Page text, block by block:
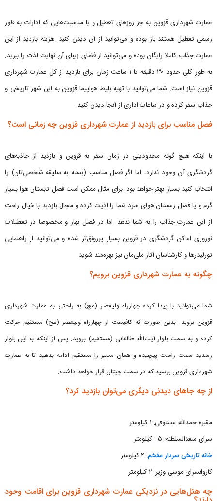
عمارت شهرداری قزوین به جز روزهای تعطیل و یا مناسبت‌هایی که ادارات به طور
رسمی تعطیل هستند باز بوده و می‌توانید از آن دیدن کنید. هزینه بازدید از این
عمارت جذاب کاملا رایگان بوده و می‌توانید از فضای زیبای آن نهایت لذت را ببرید.
به طور کلی حدود ۳۰ دقیقه تا ۱ ساعت زمان برای بازدید از کل عمارت شهرداری
قزوین نیاز است. شما می‌توانید با تهیه بلیط هواپیما قزوین به این شهر تاریخی و
جذاب سفر کرده و در ساعات اداری از آنجا دیدن کنید.
فصل مناسب برای بازدید از عمارت شهرداری قزوین چه زمانی است؟
با اینکه هیچ گونه محدودیتی در زمان سفر به قزوین و بازدید از جاذبه‌های
گردشگری آن وجود ندارد، اما اگر فصل مناسب (بسته به سلیقه شخصی‌تان) را
انتخاب کنید بسیار بهتر خواهد بود. برای مثال ممکن است فصل تابستان هوا بسیار
گرم و یا فصل زمستان هوای سرد شما را اذیت کرده و مجال بازدید با خیال راحت
از این عمارت جذاب را به شما ندهد. اما در فصل بهار و مخصوصا در تعطیلات
نوروزی اماکن گردشگری در قزوین بسیار پررونق‌تر شده و می‌توانید از راهنمایی
تورلیدرها و کارشناسان آثار ملی‌مان نیز بهره‌مند شوید.
چگونه به عمارت شهرداری قزوین برویم؟
شما می‌توانید با پیدا کرده چهارراه ولیعصر (عج) به راحتی به عمارت شهرداری
قزوین بروید. بدین صورت که کافیست از چهارراه ولیعصر (عج) مستقیم حرکت
کرده و به سمت بلوار آیت‌الله طالقانی (مستقیم) بروید. پس از اینکه به این بلوار
رسدید سمت راست پیچیده و همان مسیر را مستقیم ادامه بدهید تا به عمارت
شهرداری قزوین برسید که در سمت چپتان قرار خواهد داشت.
از چه جاهای دیدنی دیگری می‌توان بازدید کرد؟
مقبره حمدالله مستوفی: ۱ کیلومتر
سرای سعدالسلطنه: ۱.۵ کیلومتر
خانه تاریخی سردار مفخم: ۲ کیلومتر
کاروانسرای موسی وزیر: ۲ کیلومتر
چه هتل‌هایی در نزدیکی عمارت شهرداری قزوین برای اقامت وجود